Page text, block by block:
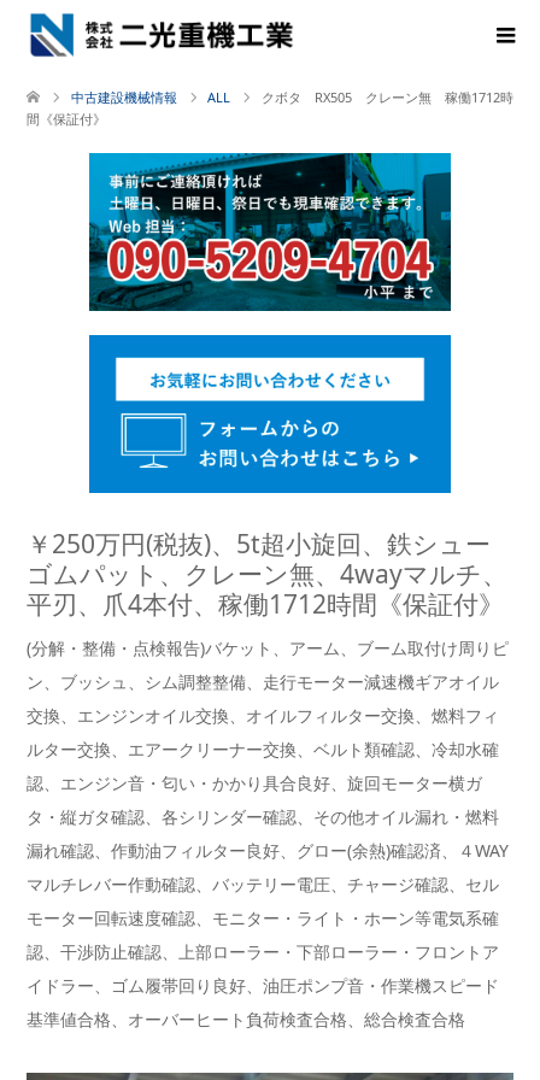
中古建設機械情報 ALL
クボタ RX505 クレーン無 稼働1712時
間《保証付》
￥250万円(税抜)、5t超小旋回、鉄シュー
ゴムパット、クレーン無、4wayマルチ、
平刃、爪4本付、稼働1712時間《保証付》
(分解・整備・点検報告)バケット、アーム、ブーム取付け周りピ
ン、ブッシュ、シム調整整備、走行モーター減速機ギアオイル
交換、エンジンオイル交換、オイルフィルター交換、燃料フィ
ルター交換、エアークリーナー交換、ベルト類確認、冷却水確
認、エンジン音・匂い・かかり具合良好、旋回モーター横ガ
タ・縦ガタ確認、各シリンダー確認、その他オイル漏れ・燃料
漏れ確認、作動油フィルター良好、グロー(余熱)確認済、４WAY
マルチレバー作動確認、バッテリー電圧、チャージ確認、セル
モーター回転速度確認、モニター・ライト・ホーン等電気系確
認、干渉防止確認、上部ローラー・下部ローラー・フロントア
イドラー、ゴム履帯回り良好、油圧ポンプ音・作業機スピード
基準値合格、オーバーヒート負荷検査合格、総合検査合格